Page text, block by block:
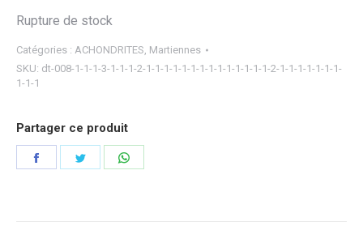
Rupture de stock
Catégories : ACHONDRITES Martiennes
SKU: dt-008-1-1-1-3-1-1-1-2-1-1-1-1-1-1-1-1-1-1-1-1-1-1-2-1-1-1-1-1-1-1-
1-1-1
Partager ce produit
Partager Partager